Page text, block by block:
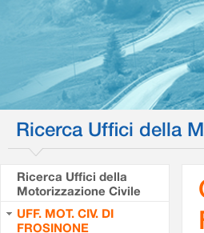
Ricerca Uffici della
Ricerca Uffici della
Motorizzazione Civile
UFF. MOT. CIV. DI
FROSINONE